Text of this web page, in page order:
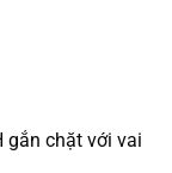
gắn chặt với vai